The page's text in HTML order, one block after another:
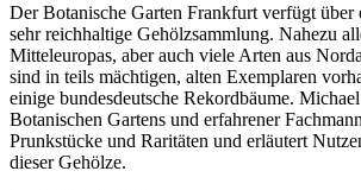
Der Botanische Garten Frankfurt verfügt über
sehr reichhaltige Gehölzsammlung. Nahezu
Mitteleuropas, aber auch viele Arten aus
sind in teils mächtigen, alten Exemplaren
einige bundesdeutsche Rekordbäume.
Botanischen Gartens und erfahrener
Prunkstücke und Raritäten und erläutert
dieser Gehölze.